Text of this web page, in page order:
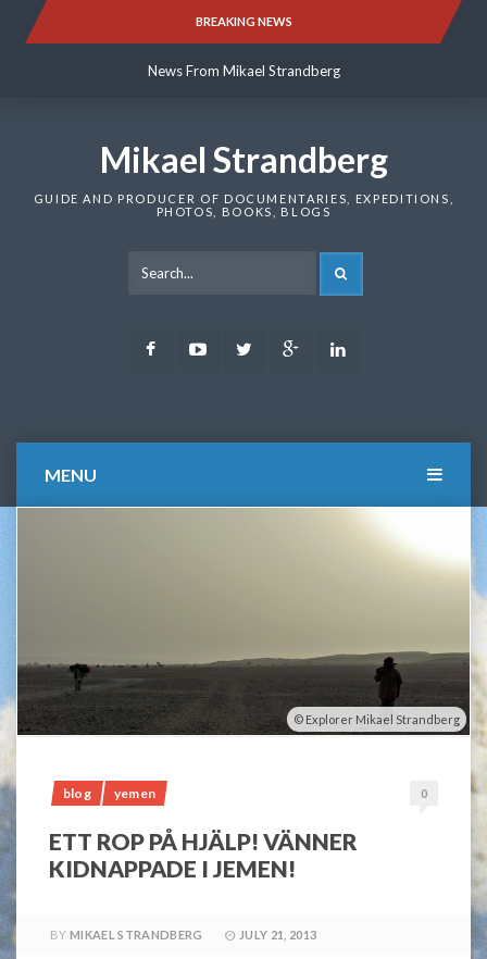
BREAKING NEWS
News From Mikael Strandberg
News From Mikael Strandberg
Mikael Strandberg
GUIDE AND PRODUCER OF DOCUMENTARIES, EXPEDITIONS,
PHOTOS, BOOKS, BLOGS
FacebookYoutubeTwitter Google
MENU
Explorer Mikael Strandberg
blog yemen 0
ETT ROP PÅ HJÄLP! VÄNNER
KIDNAPPADE I JEMEN!
BY MIKAEL STRANDBERG JULY 21, 2013